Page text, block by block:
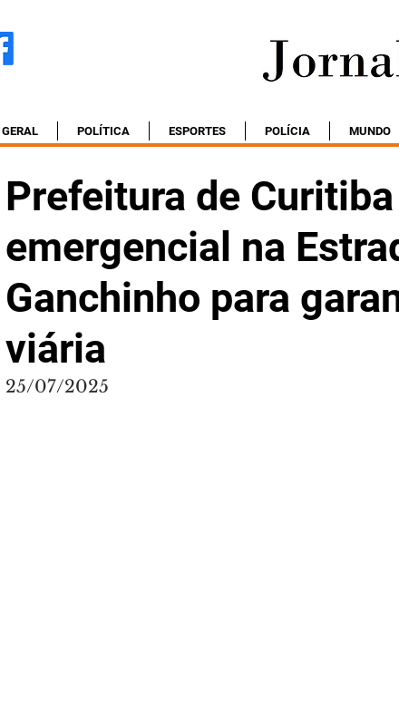
GERAL POLÍTICA ESPORTES POLÍCIA MUNDO
Prefeitura de
emergencial na
Ganchinho para
viária
25/07/2025